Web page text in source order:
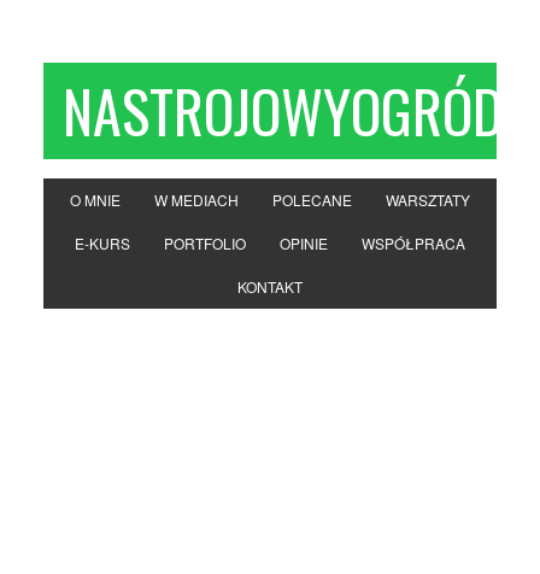
NASTROJOWYOGRÓD
O MNIE W MEDIACH POLECANE WARSZTATY
E-KURS PORTFOLIO OPINIE WSPÓŁPRACA
KONTAKT